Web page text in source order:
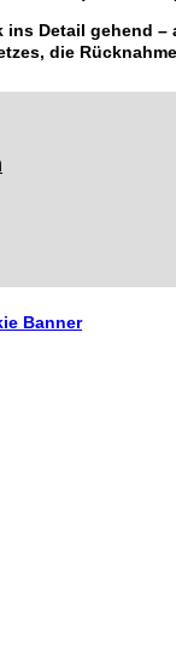
Detail gehend
, die
Banner